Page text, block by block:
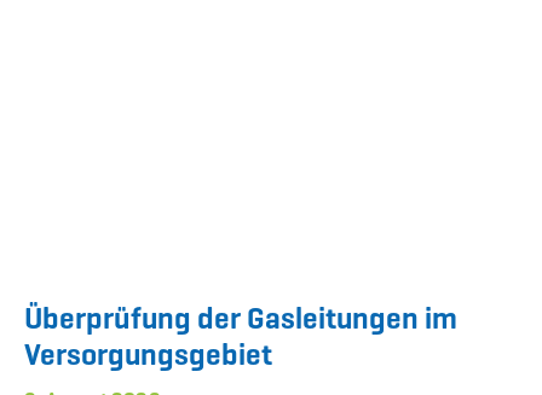
Überprüfung der Gasleitungen im
Versorgungsgebiet